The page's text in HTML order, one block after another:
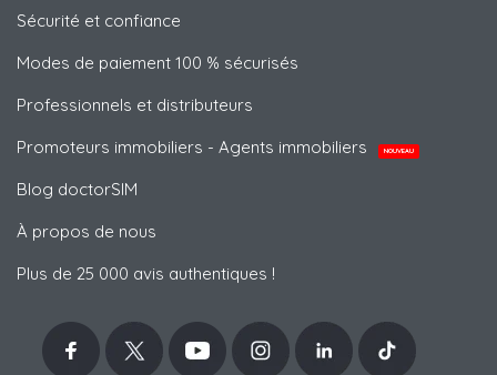
Sécurité et confiance
Modes de paiement 100 % sécurisés
Professionnels et distributeurs
Promoteurs immobiliers - Agents immobiliers
NOUVEAU
Blog doctorSIM
À propos de nous
Plus de 25 000 avis authentiques !